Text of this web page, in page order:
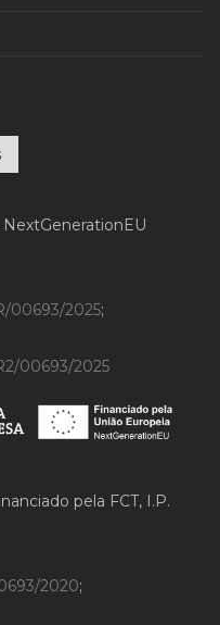
NextGenerationEU
00693/2025;
00693/2025
pela FCT, I.P.
2020;